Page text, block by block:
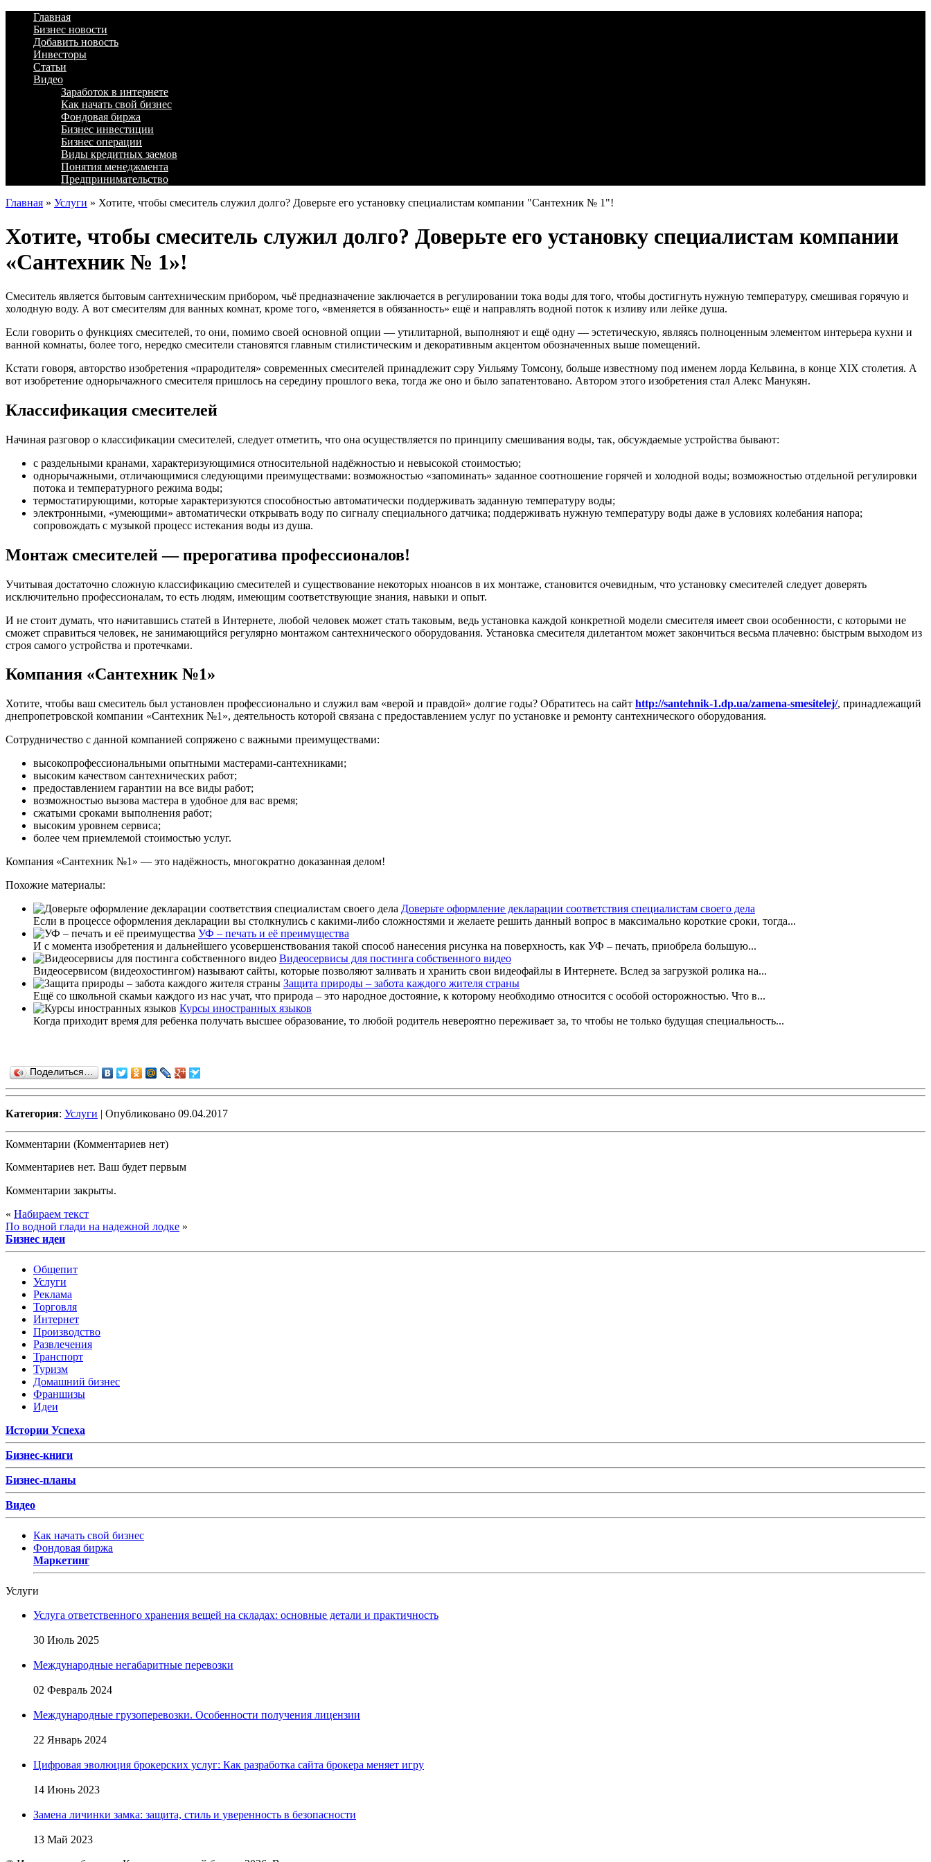
Главная
Бизнес новости
Добавить новость
Инвесторы
Статьи
Видео
Заработок в интернете
Как начать свой бизнес
Фондовая биржа
Бизнес инвестиции
Бизнес операции
Виды кредитных заемов
Понятия менеджмента
Предпринимательство
Главная » Услуги » Хотите, чтобы смеситель служил долго? Доверьте его установку специалистам компании "Сантехник № 1"!
Хотите, чтобы смеситель служил долго? Доверьте его установку специалистам компании
«Сантехник № 1»!
Смеситель является бытовым сантехническим прибором, чьё предназначение заключается в регулировании тока воды для того, чтобы достигнуть нужную температуру, смешивая горячую и
холодную воду. А вот смесителям для ванных комнат, кроме того, «вменяется в обязанность» ещё и направлять водной поток к изливу или лейке душа.
Если говорить о функциях смесителей, то они, помимо своей основной опции — утилитарной, выполняют и ещё одну — эстетическую, являясь полноценным элементом интерьера кухни и
ванной комнаты, более того, нередко смесители становятся главным стилистическим и декоративным акцентом обозначенных выше помещений.
Кстати говоря, авторство изобретения «прародителя» современных смесителей принадлежит сэру Уильяму Томсону, больше известному под именем лорда Кельвина, в конце XIX столетия. А
вот изобретение однорычажного смесителя пришлось на середину прошлого века, тогда же оно и было запатентовано. Автором этого изобретения стал Алекс Манукян.
Классификация смесителей
Начиная разговор о классификации смесителей, следует отметить, что она осуществляется по принципу смешивания воды, так, обсуждаемые устройства бывают:
с раздельными кранами, характеризующимися относительной надёжностью и невысокой стоимостью;
однорычажными, отличающимися следующими преимуществами: возможностью «запоминать» заданное соотношение горячей и холодной воды; возможностью отдельной регулировки
потока и температурного режима воды;
термостатирующими, которые характеризуются способностью автоматически поддерживать заданную температуру воды;
электронными, «умеющими» автоматически открывать воду по сигналу специального датчика; поддерживать нужную температуру воды даже в условиях колебания напора;
сопровождать с музыкой процесс истекания воды из душа.
Монтаж смесителей — прерогатива профессионалов!
Учитывая достаточно сложную классификацию смесителей и существование некоторых нюансов в их монтаже, становится очевидным, что установку смесителей следует доверять
исключительно профессионалам, то есть людям, имеющим соответствующие знания, навыки и опыт.
И не стоит думать, что начитавшись статей в Интернете, любой человек может стать таковым, ведь установка каждой конкретной модели смесителя имеет свои особенности, с которыми не
сможет справиться человек, не занимающийся регулярно монтажом сантехнического оборудования. Установка смесителя дилетантом может закончиться весьма плачевно: быстрым выходом из
строя самого устройства и протечками.
Компания «Сантехник №1»
Хотите, чтобы ваш смеситель был установлен профессионально и служил вам «верой и правдой» долгие годы? Обратитесь на сайт http://santehnik-1.dp.ua/zamena-smesitelej/, принадлежащий
днепропетровской компании «Сантехник №1», деятельность которой связана с предоставлением услуг по установке и ремонту сантехнического оборудования.
Сотрудничество с данной компанией сопряжено с важными преимуществами:
высокопрофессиональными опытными мастерами-сантехниками;
высоким качеством сантехнических работ;
предоставлением гарантии на все виды работ;
возможностью вызова мастера в удобное для вас время;
сжатыми сроками выполнения работ;
высоким уровнем сервиса;
более чем приемлемой стоимостью услуг.
Компания «Сантехник №1» — это надёжность, многократно доказанная делом!
Похожие материалы:
Доверьте оформление декларации соответствия специалистам своего дела
Если в процессе оформления декларации вы столкнулись с какими-либо сложностями и желаете решить данный вопрос в максимально короткие сроки, тогда...
УФ – печать и её преимущества
И с момента изобретения и дальнейшего усовершенствования такой способ нанесения рисунка на поверхность, как УФ – печать, приобрела большую...
Видеосервисы для постинга собственного видео
Видеосервисом (видеохостингом) называют сайты, которые позволяют заливать и хранить свои видеофайлы в Интернете. Вслед за загрузкой ролика на...
Защита природы – забота каждого жителя страны
Ещё со школьной скамьи каждого из нас учат, что природа – это народное достояние, к которому необходимо относится с особой осторожностью. Что в...
Курсы иностранных языков
Когда приходит время для ребенка получать высшее образование, то любой родитель невероятно переживает за, то чтобы не только будущая специальность...
Поделиться…
Категория: Услуги | Опубликовано 09.04.2017
Комментарии (Комментариев нет)
Комментариев нет. Ваш будет первым
Комментарии закрыты.
« Набираем текст
По водной глади на надежной лодке »
Бизнес идеи
Общепит
Услуги
Реклама
Торговля
Интернет
Производство
Развлечения
Транспорт
Туризм
Домашний бизнес
Франшизы
Идеи
Истории Успеха
Бизнес-книги
Бизнес-планы
Видео
Как начать свой бизнес
Фондовая биржа
Маркетинг
Услуги
Услуга ответственного хранения вещей на складах: основные детали и практичность
30 Июль 2025
Международные негабаритные перевозки
02 Февраль 2024
Международные грузоперевозки. Особенности получения лицензии
22 Январь 2024
Цифровая эволюция брокерских услуг: Как разработка сайта брокера меняет игру
14 Июнь 2023
Замена личинки замка: защита, стиль и уверенность в безопасности
13 Май 2023